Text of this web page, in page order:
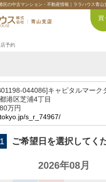
区の中古マンション・不動産情報｜ララハウス青山
買
予約
044086]キャピタルマーク
港区芝浦4丁目
万円
s_r_74967/
ご希望日を選択してく
2026年08月